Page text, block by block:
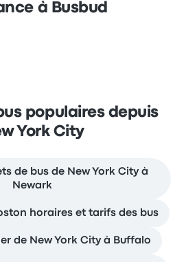
à Busbud
populaires depuis
York City
de bus de New York City à
Newark
horaires et tarifs des bus
de New York City à Buffalo